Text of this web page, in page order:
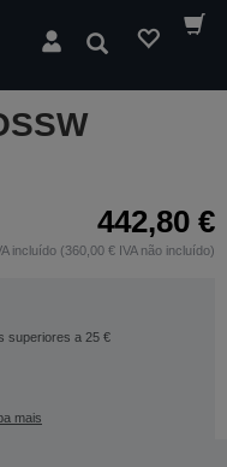
Pesquisar
442,80 €
incluído (360,00 € IVA não incluído)
superiores a 25 €
mais